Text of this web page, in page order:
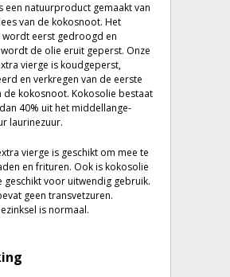
een natuurproduct gemaakt van
van de kokosnoot. Het
wordt eerst gedroogd en
de olie eruit geperst. Onze
vierge is koudgeperst,
en verkregen van de eerste
de kokosnoot. Kokosolie bestaat
40% uit het middellange-
laurinezuur.
vierge is geschikt om mee te
en frituren. Ook is kokosolie
geschikt voor uitwendig gebruik.
geen transvetzuren.
is normaal.